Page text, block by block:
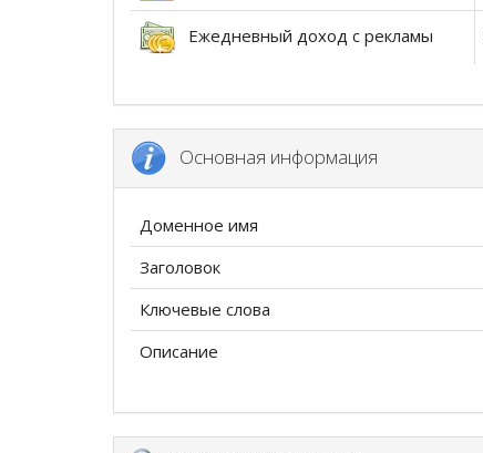
Ежедневный доход с рекламы
Основная информация
Доменное имя
Заголовок
Ключевые слова
Описание